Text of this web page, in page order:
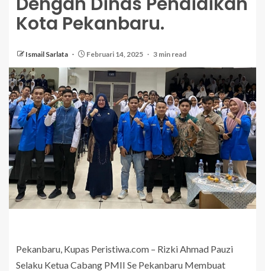
Kota Pekanbaru.
Ismail Sarlata Februari 14, 2025 3 min read
Pekanbaru, Kupas Peristiwa.com – Rizki Ahmad Pauzi
Selaku Ketua Cabang PMII Se Pekanbaru Membuat